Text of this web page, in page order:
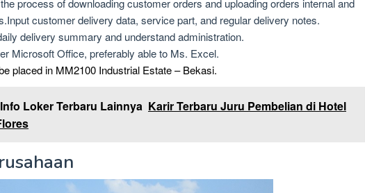
process of downloading customer orders and uploading orders internal and
customer delivery data, service part, and regular delivery notes.
delivery summary and understand administration.
Microsoft Office, preferably able to Ms. Excel.
placed in MM2100 Industrial Estate – Bekasi.
Loker Terbaru Lainnya Karir Terbaru Juru Pembelian di Hotel